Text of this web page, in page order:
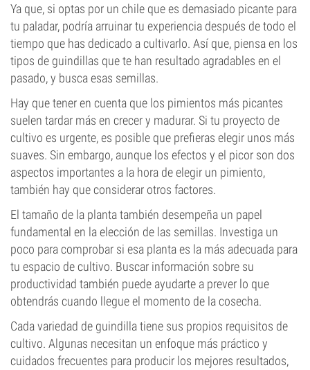
Ya que, si optas por un chile que es demasiado picante para
tu paladar, podría arruinar tu experiencia después de todo el
tiempo que has dedicado a cultivarlo. Así que, piensa en los
tipos de guindillas que te han resultado agradables en el
pasado, y busca esas semillas.
Hay que tener en cuenta que los pimientos más picantes
suelen tardar más en crecer y madurar. Si tu proyecto de
cultivo es urgente, es posible que prefieras elegir unos más
suaves. Sin embargo, aunque los efectos y el picor son dos
aspectos importantes a la hora de elegir un pimiento,
también hay que considerar otros factores.
El tamaño de la planta también desempeña un papel
fundamental en la elección de las semillas. Investiga un
poco para comprobar si esa planta es la más adecuada para
tu espacio de cultivo. Buscar información sobre su
productividad también puede ayudarte a prever lo que
obtendrás cuando llegue el momento de la cosecha.
Cada variedad de guindilla tiene sus propios requisitos de
cultivo. Algunas necesitan un enfoque más práctico y
cuidados frecuentes para producir los mejores resultados,